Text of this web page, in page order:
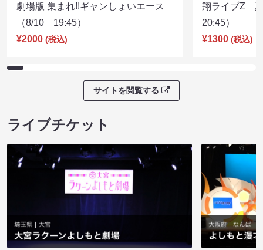
劇場版 集まれ!!ギャンしょいエース
（8/10 19:45）
¥2000 (税込)
翔ライブZ
20:45）
¥1300 (税込)
サイトを閲覧する
ライブチケット